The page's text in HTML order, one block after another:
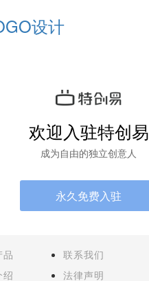
设计
欢迎入驻特创易
成为自由的独立创意人
永久免费入驻
品
绍
联系我们
法律声明